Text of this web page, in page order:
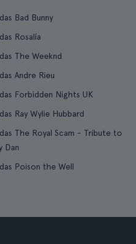
Bad Bunny
Rosalía
The Weeknd
Andre Rieu
Forbidden Nights UK
Ray Wylie Hubbard
The Royal Scam - Tribute to
Dan
Poison the Well